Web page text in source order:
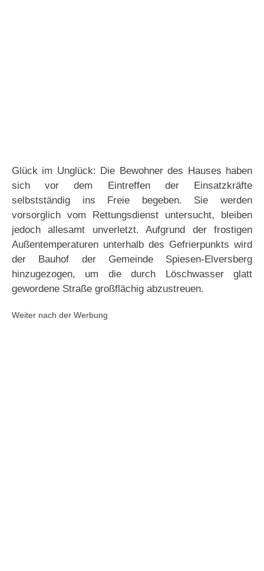
Glück im Unglück: Die Bewohner des Hauses haben
sich vor dem Eintreffen der Einsatzkräfte
selbstständig ins Freie begeben. Sie werden
vorsorglich vom Rettungsdienst untersucht, bleiben
jedoch allesamt unverletzt. Aufgrund der frostigen
Außentemperaturen unterhalb des Gefrierpunkts wird
der Bauhof der Gemeinde Spiesen-Elversberg
hinzugezogen, um die durch Löschwasser glatt
gewordene Straße großflächig abzustreuen.
Weiter nach der Werbung